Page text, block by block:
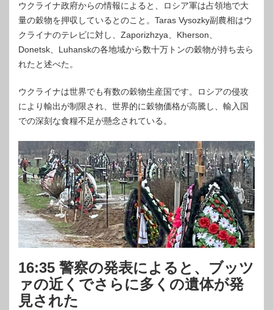
ウクライナ政府からの情報によると、ロシア軍は占領地で大
量の穀物を押収しているとのこと。Taras Vysozky副農相はウ
クライナのテレビに対し、Zaporizhzya、Kherson、
Donetsk、Luhanskの各地域から数十万トンの穀物が持ち去ら
れたと述べた。
ウクライナは世界でも有数の穀物生産国です。ロシアの侵攻
により輸出が制限され、世界的に穀物価格が高騰し、輸入国
での深刻な食糧不足が懸念されている。
16:35 警察の発表によると、ブッツ
ァの近くでさらに多くの遺体が発
見された